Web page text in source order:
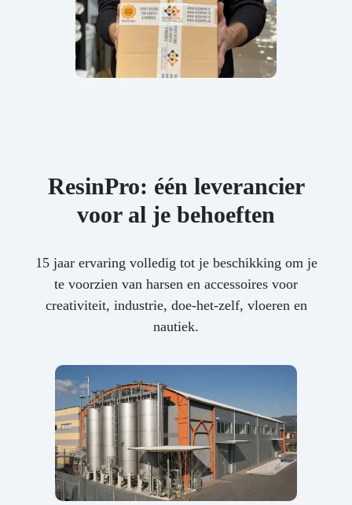
ResinPro: één leverancier
voor al je behoeften
15 jaar ervaring volledig tot je beschikking om je
te voorzien van harsen en accessoires voor
creativiteit, industrie, doe-het-zelf, vloeren en
nautiek.